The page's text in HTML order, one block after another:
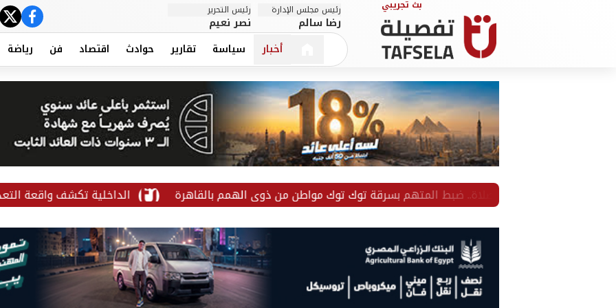
رئيس مجلس الإدارة
رضا سالم
رئيس التحرير
نصر نعيم
أخبار سياسة تقارير حوادث اقتصاد فن رياضة
الداخلية تكشف واقعة التعدي على أثناء الصلاة.. ضبط المتهم بسرقة توك توك مواطن من ذوي الهمم بالقاهرة